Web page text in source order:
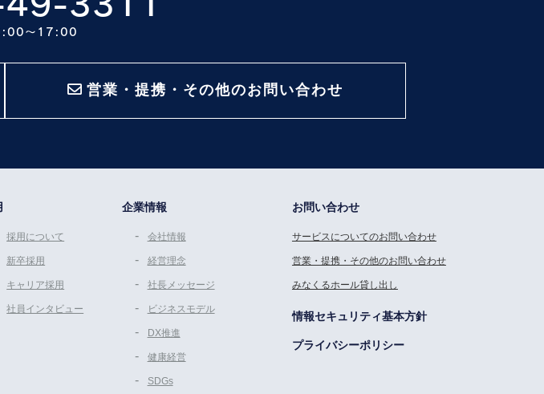
〜17:00
営業・提携・その他のお問い合わせ
採用について
新卒採用
キャリア採用
社員インタビュー
企業情報
会社情報
経営理念
社長メッセージ
ビジネスモデル
DX推進
健康経営
SDGs
お問い合わせ
サービスについてのお問い合わせ
営業・提携・その他のお問い合わせ
みなくるホール貸し出し
情報セキュリティ基本方針
プライバシーポリシー